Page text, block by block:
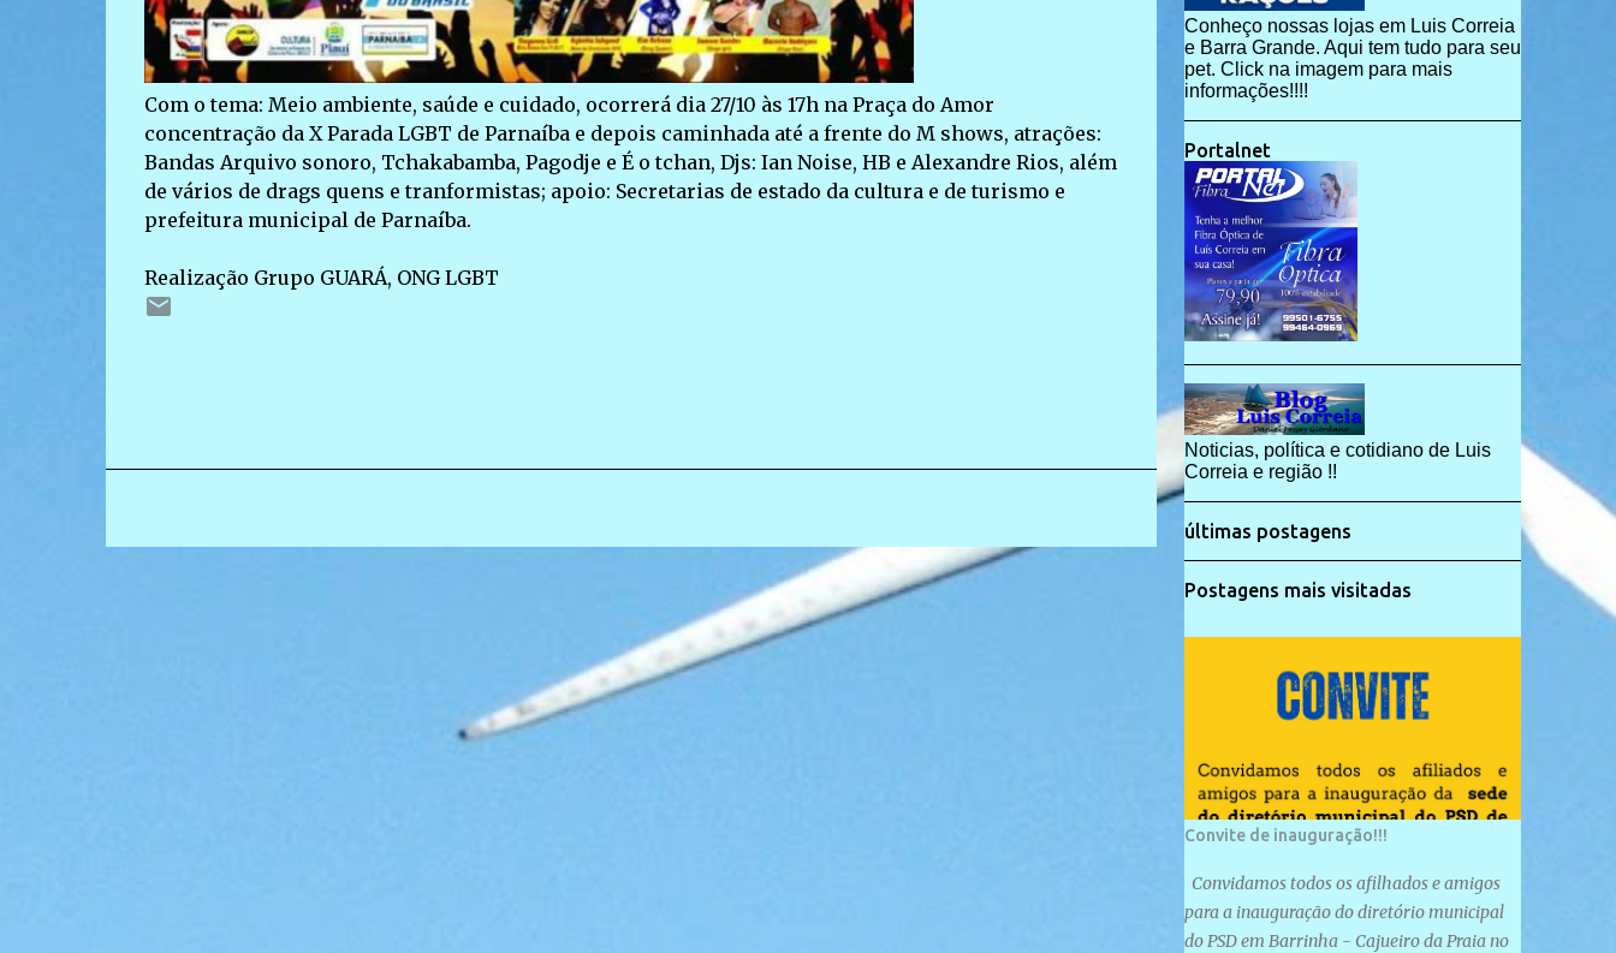
Com o tema: Meio ambiente, saúde e cuidado, ocorrerá dia 27/10 às 17h na Praça do Amor
concentração da X Parada LGBT de Parnaíba e depois caminhada até a frente do M shows, atrações:
Bandas Arquivo sonoro, Tchakabamba, Pagodje e É o tchan, Djs: Ian Noise, HB e Alexandre Rios, além
de vários de drags quens e tranformistas; apoio: Secretarias de estado da cultura e de turismo e
prefeitura municipal de Parnaíba.
Realização Grupo GUARÁ, ONG LGBT
Conheço nossas lojas em Luis Correia
e Barra Grande. Aqui tem tudo para seu
pet. Click na imagem para mais
informações!!!!
Portalnet
Noticias, política e cotidiano de Luis
Correia e região !!
últimas postagens
Postagens mais visitadas
Convite de inauguração!!!
Convidamos todos os afilhados e amigos
para a inauguração do diretório municipal
do PSD em Barrinha - Cajueiro da Praia no